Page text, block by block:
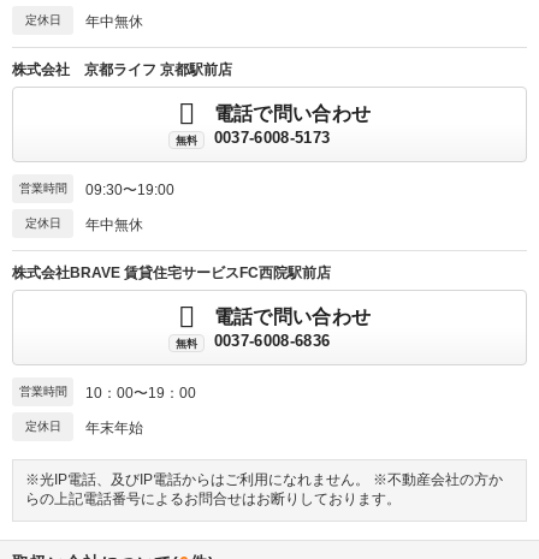
定休日 年中無休
株式会社 京都ライフ 京都駅前店
無料
電話で問い合わせ
0037-6008-5173
営業時間 09:30〜19:00
定休日 年中無休
株式会社BRAVE 賃貸住宅サービスFC西院駅前店
無料
電話で問い合わせ
0037-6008-6836
営業時間 10：00〜19：00
定休日 年末年始
※光IP電話、及びIP電話からはご利用になれません。 ※不動産会社の方か
らの上記電話番号によるお問合せはお断りしております。